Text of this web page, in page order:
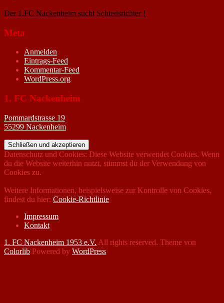
Der 1.FC Nackenheim sucht Schiedsrichter !
Meta
Anmelden
Eintrags-Feed
Kommentar-Feed
WordPress.org
1. FC Nackenheim
Pommardstrasse 19
55299 Nackenheim
Datenschutz und Cookies: Diese Website verwendet Cookies. Wenn
du die Website weiterhin nutzt, stimmst du der Verwendung von
Cookies zu.
Weitere Informationen, beispielsweise zur Kontrolle von Cookies,
findest du hier: Cookie-Richtlinie
Impressum
Kontakt
1. FC Nackenheim 1953 e.V. All rights reserved. Theme von
Colorlib Powered by WordPress